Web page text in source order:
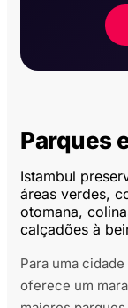
Parques
Istambul
áreas verdes,
otomana,
calçadões à
Para uma
oferece um